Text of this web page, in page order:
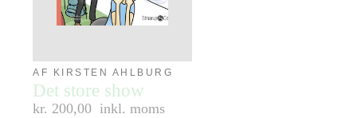
AF KIRSTEN AHLBURG
Det store show
kr. 200,00 inkl. moms